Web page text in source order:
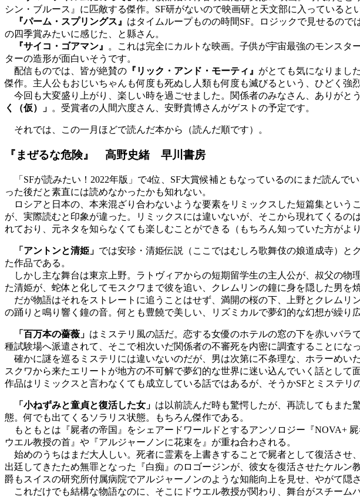
シン・ブルース』に匹敵する傑作。SF研がないので映画研と天文部に入っていると
『パーム・スプリングス』 はタイムループものの時間SF。ロジックで見せるの
の四季賞みたいに感じた、と縣さん。
『サイコ・ゴアマン』 。これは完全にカルトな映画。子供が宇宙最強のモンスタ
ターの造形が面白いそうです。
配信ものでは、皆が絶賛の 『リック・アンド・モーティ』 がとても気になりまし
傑作。主人公もおじいちゃんも何度も死ぬし人類も何度も滅びるという、ひどく強
今回も大変盛り上がり、楽しい時を過ごせました。関係者のみなさん、ありがと
く（仮）」 。受賞者の人間六度さん、安野貴博さんがゲストの予定です。
それでは、この一月ほどで読んだ本から（読んだ順です）。
『まぜるな危険』 高野史緒 早川書房
「SFが読みたい！2022年版」で4位、SF大賞候補ともなっているのにまだ読んで
った後だと素直には読めなかったかも知れない。
ロシアと日本の、本来混ざり合わないような要素をリミックスした短篇集という
が、実際読むと印象が違った。リミックスには違いないが、そこから現れてくる
れており、元ネタを知らなくても楽しむことができる（もちろん知っていた方がよ
「アントンと清姫」 では安珍・清姫伝説（ここではむしろ歌舞伎の娘道成寺）と
た作品である。
しかし主な舞台は東京上野。ラトヴィアからの短期留学生の主人公が、叔父の物
た清姫が、蛇体と化してモスクワまで彼を追い、クレムリンの鐘に身を隠した男
だが物語はそれをストレートに追うことはせず、満開の桜の下、上野とクレムリ
の踊りと鳴り響く鐘の音。何とも豊饒で美しい、リズミカルで夢幻的な幻想が繰り
「百万本の薔薇」 はミステリ風の話だ。恋する女優のホテルの窓の下を赤いバ
種試験場へ派遣されて、そこで相次いだ関係者の不審死を内密に調査することにな
確かに謎を巡るミステリには違いないのだが、男は次第に不条理な、ホラーめ
スクワから来たエリートが地方の不可解で夢幻的な世界に迷い込んでいく話とし
作品はリミックスと言わなくても成立している話ではあるが、そうかSFとミステリ
「小ねずみと童貞と復活した女」 は以前読んだ時も驚愕したが、再読してもまた
態。何でも出てくるソラリス状態。もちろん傑作である。
もともとは『屍者の帝国』をシェアードワールドとするアンソロジー『NOVA+
ウエル教授の首』や『アルジャーノンに花束を』が重ね合わされる。
始めのうちはまだ大人しい。死者に霊素を上書きすることで屍者として復活させ
出廷してきたため無罪となった『白痴』のロゴージンが、彼女を復活させたケル
爵もスイスの研究所付属病院でアルジャーノンのような知能向上を見せ、やがて隠
これだけでも結構な物語なのに、そこにドウエル教授が関わり、舞台がスチーム